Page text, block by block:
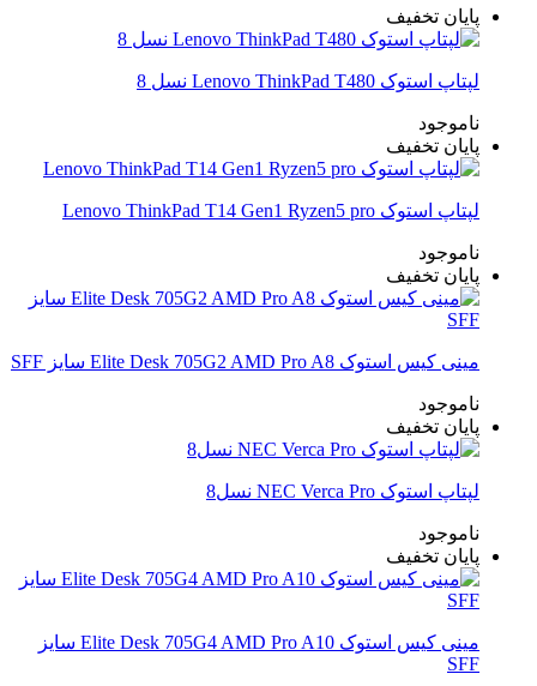
پایان تخفیف
لپتاپ استوک Lenovo ThinkPad T480 نسل 8
ناموجود
پایان تخفیف
لپتاپ استوک Lenovo ThinkPad T14 Gen1 Ryzen5 pro
ناموجود
پایان تخفیف
مینی کیس استوک Elite Desk 705G2 AMD Pro A8 سایز SFF
ناموجود
پایان تخفیف
لپتاپ استوک NEC Verca Pro نسل8
ناموجود
پایان تخفیف
مینی کیس استوک Elite Desk 705G4 AMD Pro A10 سایز
SFF